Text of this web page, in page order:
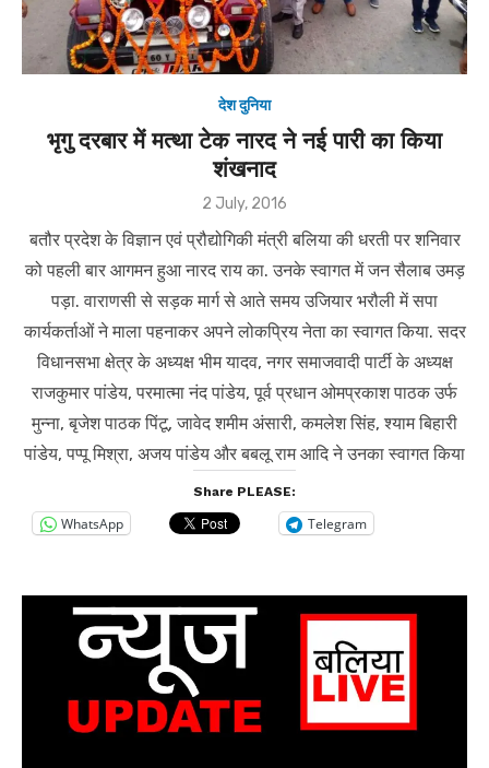
देश दुनिया
भृगु दरबार में मत्था टेक नारद ने नई पारी का किया
शंखनाद
Posted
2 July, 2016
बतौर प्रदेश के विज्ञान एवं प्रौद्योगिकी मंत्री बलिया की धरती पर शनिवार
को पहली बार आगमन हुआ नारद राय का. उनके स्वागत में जन सैलाब उमड़
पड़ा. वाराणसी से सड़क मार्ग से आते समय उजियार भरौली में सपा
कार्यकर्ताओं ने माला पहनाकर अपने लोकप्रिय नेता का स्वागत किया. सदर
विधानसभा क्षेत्र के अध्यक्ष भीम यादव, नगर समाजवादी पार्टी के अध्यक्ष
राजकुमार पांडेय, परमात्मा नंद पांडेय, पूर्व प्रधान ओमप्रकाश पाठक उर्फ
मुन्ना, बृजेश पाठक पिंटू, जावेद शमीम अंसारी, कमलेश सिंह, श्याम बिहारी
पांडेय, पप्पू मिश्रा, अजय पांडेय और बबलू राम आदि ने उनका स्वागत किया
Share PLEASE:
WhatsApp Telegram